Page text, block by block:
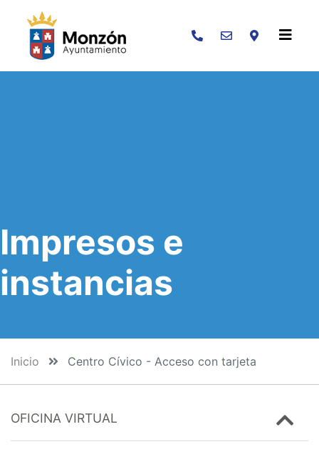
Buscar
Impresos e
instancias
Inicio Centro Cívico - Acceso con tarjeta
OFICINA VIRTUAL